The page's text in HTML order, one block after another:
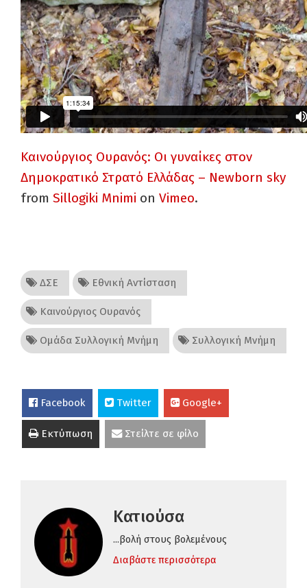
Καινούργιος Ουρανός: Οι γυναίκες στον
Δημοκρατικό Στρατό Ελλάδας – Newborn sky
from Sillogiki Mnimi on Vimeo.
ΔΣΕ Εθνική Αντίσταση
Καινούργιος Ουρανός
Ομάδα Συλλογική Μνήμη Συλλογική Μνήμη
Facebook Twitter Google+
Εκτύπωση Στείλτε σε φίλο
Κατιούσα
...βολή στους βολεμένους
Διαβάστε περισσότερα